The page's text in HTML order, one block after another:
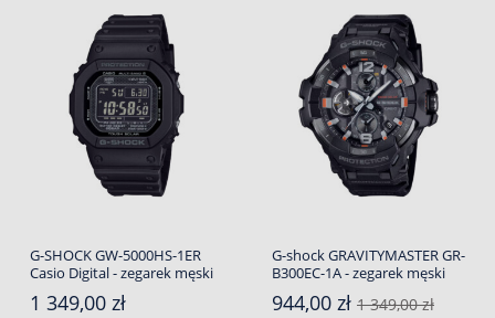
G-SHOCK GW-5000HS-1ER
Casio Digital - zegarek męski
1 349,00 zł
G-shock GRAVITYMASTER GR-
B300EC-1A - zegarek męski
944,00 zł 1 349,00 zł